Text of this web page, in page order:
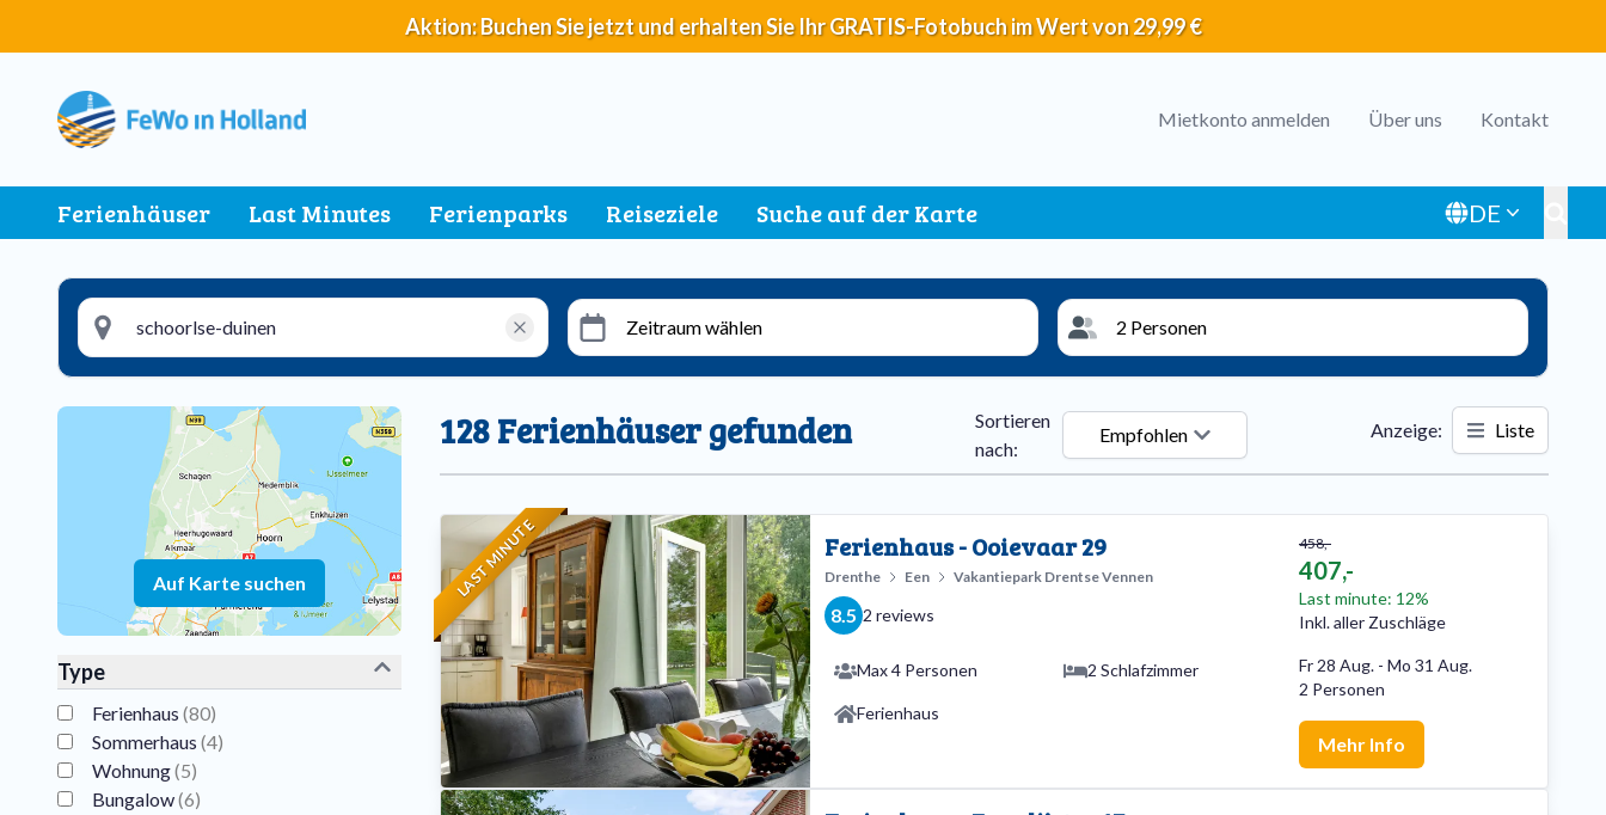
Aktion: Buchen Sie jetzt und erhalten Sie Ihr GRATIS-Fotobuch im Wert von 29,99 €
Header
Mietkonto anmelden Über uns Kontakt
Main
Ferienhäuser Last Minutes Ferienparks Reiseziele Suche auf der Karte DE
Zeitraum wählen 2 Personen
Auf Karte suchen
Type
Ferienhaus (80)
Sommerhaus (4)
Wohnung(5)
Bungalow(6)
128 Ferienhäuser gefunden
Sortieren
nach:
Empfohlen Anzeige: Liste
LAST MINUTE Ferienhaus - Ooievaar 29
Drenthe Een Vakantiepark Drentse Vennen
8.5 2 reviews
Max 4 Personen 2 Schlafzimmer
Ferienhaus
458,-
407,-
Last minute: 12%
Inkl. aller Zuschläge
Fr 28 Aug. - Mo 31 Aug.
2 Personen
Mehr Info